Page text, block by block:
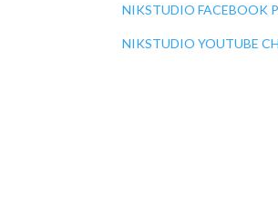
NIKSTUDIO FACEBOOK
NIKSTUDIO YOUTUBE